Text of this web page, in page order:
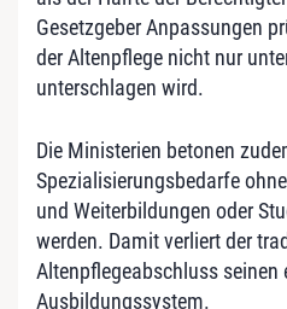
Gesetzgeber Anpassungen
der Altenpflege nicht nur
unterschlagen wird.
Die Ministerien betonen
Spezialisierungsbedarfe
und Weiterbildungen oder
werden. Damit verliert der
Altenpflegeabschluss seinen
Ausbildungssystem.